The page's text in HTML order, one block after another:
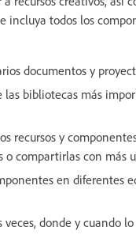
incluya todos los
documentos y
bibliotecas más
recursos y
compartirlas con más
en diferentes
donde y cuando lo